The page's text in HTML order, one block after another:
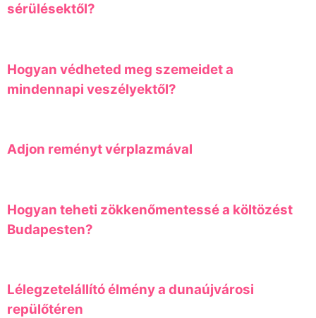
sérülésektől?
Hogyan védheted meg szemeidet a
mindennapi veszélyektől?
Adjon reményt vérplazmával
Hogyan teheti zökkenőmentessé a költözést
Budapesten?
Lélegzetelállító élmény a dunaújvárosi
repülőtéren